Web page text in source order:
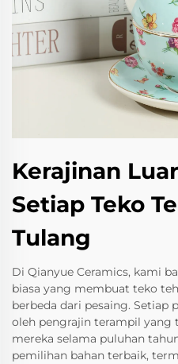
Kerajinan
Setiap Teko
Tulang
Di Qianyue Ceramics, kami
biasa yang membuat teko
berbeda dari pesaing. Setiap
oleh pengrajin terampil yang
mereka selama puluhan
pemilihan bahan terbaik,